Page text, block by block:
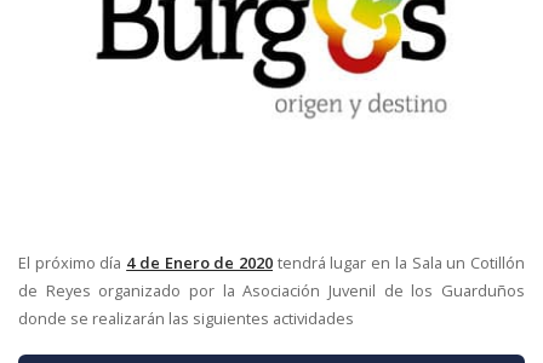
El próximo día 4 de Enero de 2020 tendrá lugar en la Sala un Cotillón
de Reyes organizado por la Asociación Juvenil de los Guarduños
donde se realizarán las siguientes actividades